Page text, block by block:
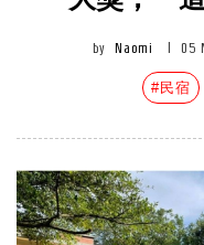
by Naomi 05
#民宿